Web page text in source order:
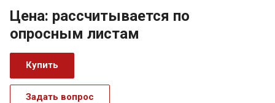
Цена: рассчитывается по
опросным листам
Купить
Задать вопрос